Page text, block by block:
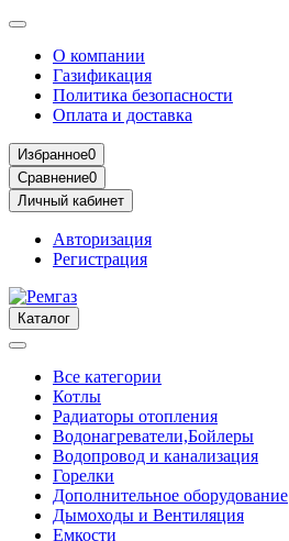
О компании
Газификация
Политика безопасности
Оплата и доставка
Избранное0
Сравнение0
Личный кабинет
Авторизация
Регистрация
Каталог
Все категории
Котлы
Радиаторы отопления
Водонагреватели,Бойлеры
Водопровод и канализация
Горелки
Дополнительное оборудование
Дымоходы и Вентиляция
Емкости